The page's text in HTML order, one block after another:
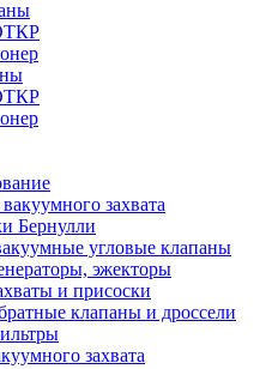
захвата
Бернулли
угловые клапаны
эжекторы
и присоски
клапаны и дроссели
захвата